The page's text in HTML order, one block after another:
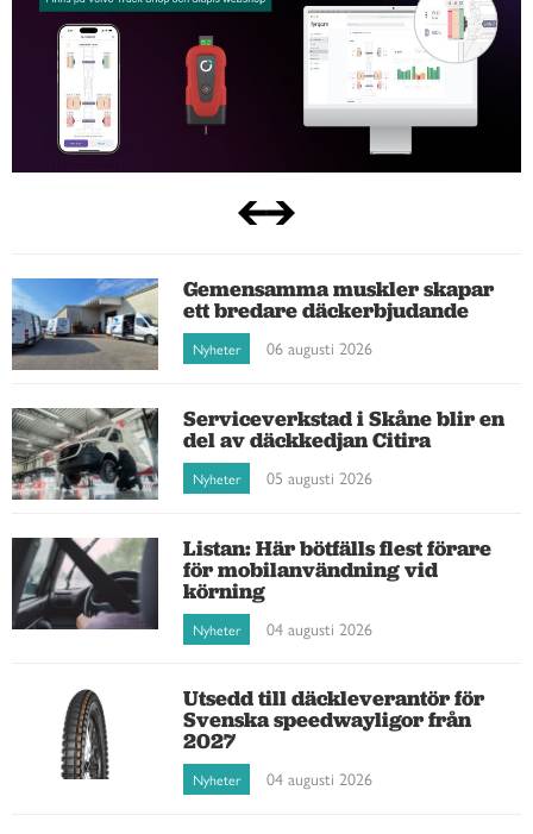
Gemensamma muskler skapar
ett bredare däckerbjudande
Nyheter 06 augusti 2026
Serviceverkstad i Skåne blir en
del av däckkedjan Citira
Nyheter 05 augusti 2026
Listan: Här bötfälls flest förare
för mobilanvändning vid
körning
Nyheter 04 augusti 2026
Utsedd till däckleverantör för
Svenska speedwayligor från
2027
Nyheter 04 augusti 2026